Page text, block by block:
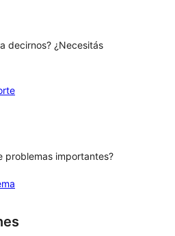
decirnos? ¿Necesitás
problemas importantes?